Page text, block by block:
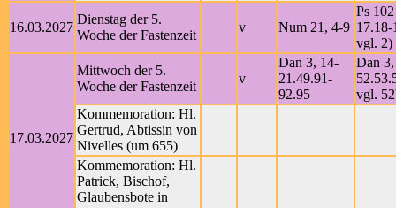
16.03.2027
Dienstag der 5.
Woche der Fastenzeit
v Num 21, 4-9
Ps
vgl. 2)
17.03.2027
Mittwoch der 5.
Woche der Fastenzeit
v
Dan 3, 14-
21.49.91-
92.95
Dan 3,
vgl.
Kommemoration: Hl.
Gertrud, Abtissin von
Nivelles (um 655)
Kommemoration: Hl.
Patrick, Bischof,
Glaubensbote in